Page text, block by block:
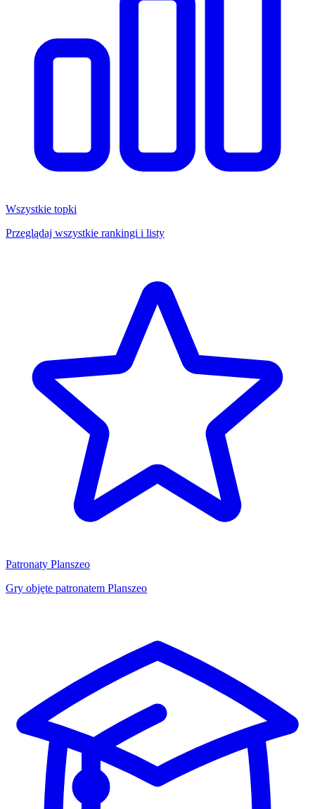
Wszystkie topki
Przeglądaj wszystkie rankingi i listy
Patronaty Planszeo
Gry objęte patronatem Planszeo